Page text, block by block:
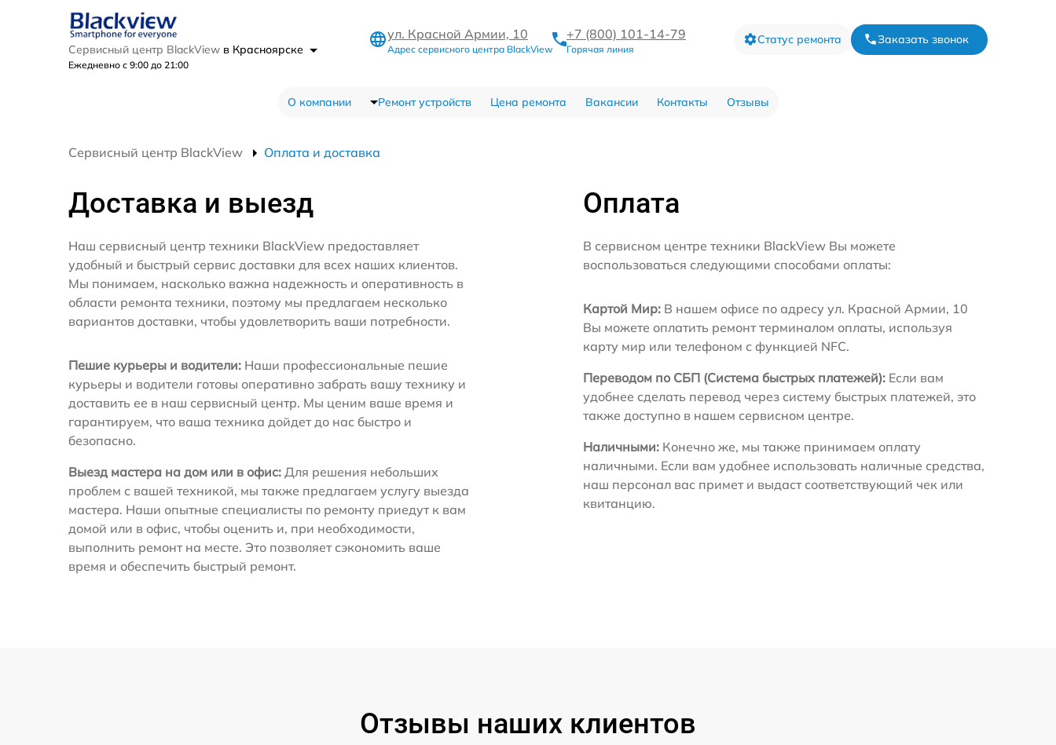
Сервисный центр BlackView в Красноярске
Ежедневно с 9:00 до 21:00
ул. Красной Армии, 10
Адрес сервисного центра BlackView
+7 (800) 101-14-79
Горячая линия
Статус ремонта Заказать звонок
О компании Ремонт устройств Цена ремонта Вакансии Контакты Отзывы
Сервисный центр BlackView Оплата и доставка
Доставка и выезд
Наш сервисный центр техники BlackView предоставляет
удобный и быстрый сервис доставки для всех наших клиентов.
Мы понимаем, насколько важна надежность и оперативность в
области ремонта техники, поэтому мы предлагаем несколько
вариантов доставки, чтобы удовлетворить ваши потребности.
Пешие курьеры и водители: Наши профессиональные пешие
курьеры и водители готовы оперативно забрать вашу технику и
доставить ее в наш сервисный центр. Мы ценим ваше время и
гарантируем, что ваша техника дойдет до нас быстро и
безопасно.
Выезд мастера на дом или в офис: Для решения небольших
проблем с вашей техникой, мы также предлагаем услугу выезда
мастера. Наши опытные специалисты по ремонту приедут к вам
домой или в офис, чтобы оценить и, при необходимости,
выполнить ремонт на месте. Это позволяет сэкономить ваше
время и обеспечить быстрый ремонт.
Оплата
В сервисном центре техники BlackView Вы можете
воспользоваться следующими способами оплаты:
Картой Мир: В нашем офисе по адресу ул. Красной Армии, 10
Вы можете оплатить ремонт терминалом оплаты, используя
карту мир или телефоном с функцией NFC.
Переводом по СБП (Система быстрых платежей): Если вам
удобнее сделать перевод через систему быстрых платежей, это
также доступно в нашем сервисном центре.
Наличными: Конечно же, мы также принимаем оплату
наличными. Если вам удобнее использовать наличные средства,
наш персонал вас примет и выдаст соответствующий чек или
квитанцию.
Отзывы наших клиентов